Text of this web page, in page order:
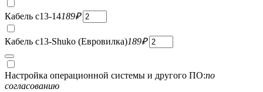
Кабель c13-14189₽
Кабель c13-Shuko (Евровилка)189₽
Настройка операционной системы и другого ПО:по
согласованию